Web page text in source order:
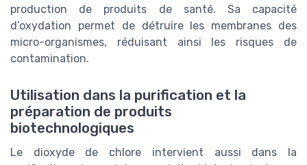
production de produits de santé. Sa capacité
d’oxydation permet de détruire les membranes des
micro-organismes, réduisant ainsi les risques de
contamination.
Utilisation dans la purification et la
préparation de produits
biotechnologiques
Le dioxyde de chlore intervient aussi dans la